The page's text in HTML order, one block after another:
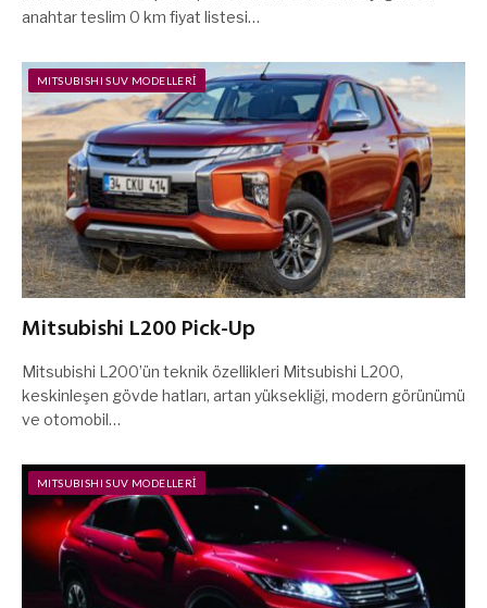
anahtar teslim 0 km fiyat listesi…
MITSUBISHI SUV MODELLERI
Mitsubishi L200 Pick-Up
Mitsubishi L200’ün teknik özellikleri Mitsubishi L200,
keskinleşen gövde hatları, artan yüksekliği, modern görünümü
ve otomobil…
MITSUBISHI SUV MODELLERI